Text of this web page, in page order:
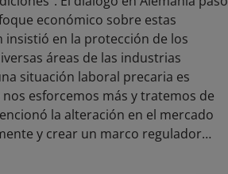
económico sobre estas
en la protección de los
áreas de las industrias
situación laboral precaria es
esforcemos más y tratemos de
la alteración en el mercado
y crear un marco regulador…